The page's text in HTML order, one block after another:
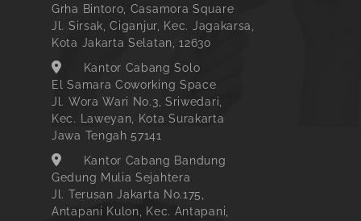
Grha Bintoro, Casamora Square
Jl. Sirsak, Ciganjur, Kec. Jagakarsa,
Kota Jakarta Selatan, 12630
Kantor Cabang Solo
El Samara Coworking Space
Jl. Wora Wari No.3, Sriwedari,
Kec. Laweyan, Kota Surakarta
Jawa Tengah 57141
Kantor Cabang Bandung
Gedung Mulia Sejahtera
Jl. Terusan Jakarta No.175,
Antapani Kulon, Kec. Antapani,